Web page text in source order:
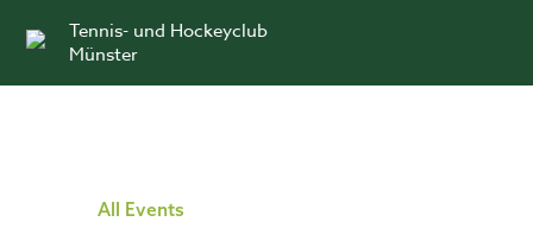
content
Tennis- und Hockeyclub
Münster
All Events